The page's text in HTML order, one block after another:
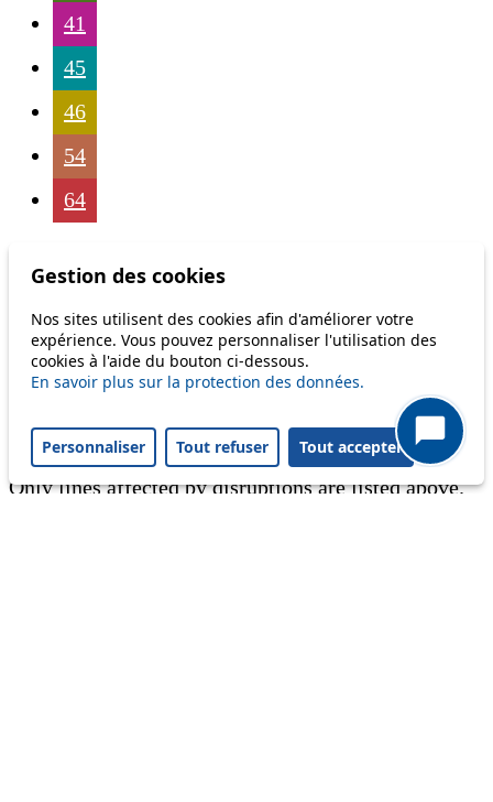
41
45
46
54
64
Status
Information
Ongoing disruption
Reset filters
Only lines affected by disruptions are listed above.
Gestion des cookies
Nos sites utilisent des cookies afin d'améliorer votre
expérience. Vous pouvez personnaliser l'utilisation des
cookies à l'aide du bouton ci-dessous.
En savoir plus sur la protection des données.
Personnaliser Tout refuser Tout accepter